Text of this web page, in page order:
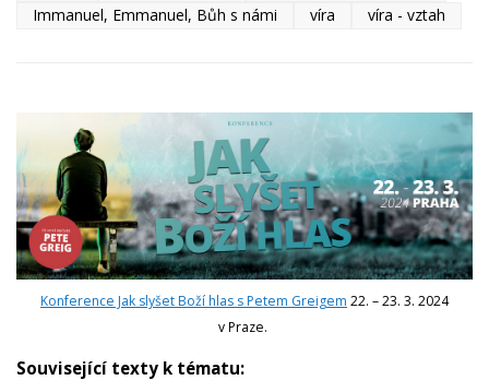
Immanuel, Emmanuel, Bůh s námi
víra víra - vztah
Konference Jak slyšet Boží hlas s Petem Greigem 22. – 23. 3. 2024
v Praze.
Související texty k tématu: